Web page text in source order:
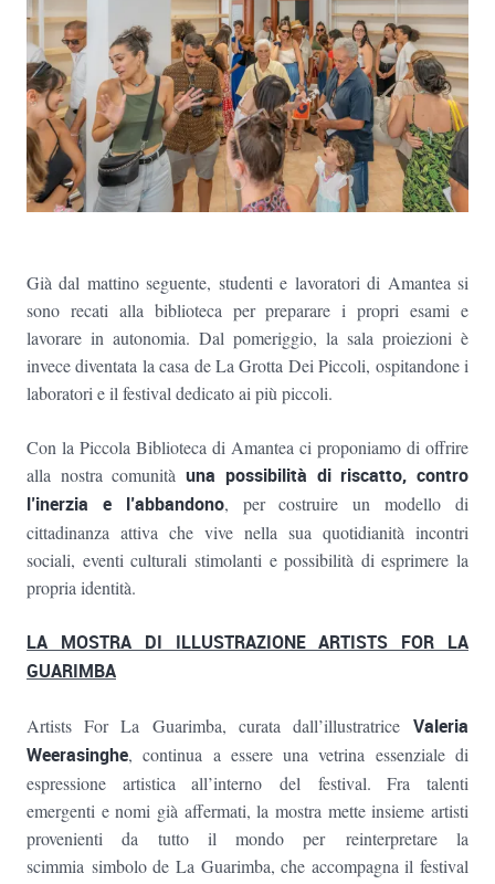
Già dal mattino seguente, studenti e lavoratori di Amantea si
sono recati alla biblioteca per preparare i propri esami e
lavorare in autonomia. Dal pomeriggio, la sala proiezioni è
invece diventata la casa de La Grotta Dei Piccoli, ospitandone i
laboratori e il festival dedicato ai più piccoli.
Con la Piccola Biblioteca di Amantea ci proponiamo di offrire
alla nostra comunitàuna possibilità di riscatto, contro
l’inerzia e l’abbandono, per costruire un modello di
cittadinanza attiva che vive nella sua quotidianità incontri
sociali, eventi culturali stimolanti e possibilità di esprimere la
propria identità.
LA MOSTRA DI ILLUSTRAZIONE ARTISTS FOR LA
GUARIMBA
Artists For La Guarimba, curata dall’illustratrice Valeria
Weerasinghe, continua a essere una vetrina essenziale di
espressione artistica all’interno del festival. Fra talenti
emergenti e nomi già affermati, la mostra mette insieme artisti
provenienti da tutto il mondo per reinterpretare la
scimmia simbolo de La Guarimba, che accompagna il festival